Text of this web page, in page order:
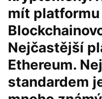
mít platformu
Nejčastější
Ethereum.
standardem